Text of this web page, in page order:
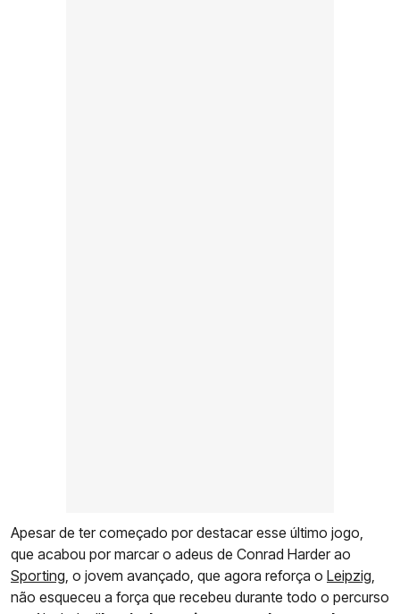
Apesar de ter começado por destacar esse último jogo,
que acabou por marcar o adeus de Conrad Harder ao
Sporting, o jovem avançado, que agora reforça o Leipzig,
não esqueceu a força que recebeu durante todo o percurso